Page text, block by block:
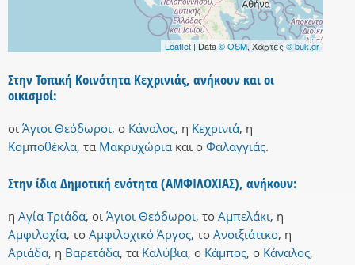
Leaflet | Data© OSM, Χάρτες© buk.gr
Στην Τοπική Κοινότητα Κεχρινιάς, ανήκουν και οι
οικισμοί:
οι Άγιοι Θεόδωροι, ο Κάναλος, η Κεχρινιά, η
Κομποθέκλα, τα Μακρυχώρια και ο Φαλαγγιάς.
Στην ίδια Δημοτική ενότητα (ΑΜΦΙΛΟΧΙΑΣ), ανήκουν:
η Αγία Τριάδα, οι Άγιοι Θεόδωροι, το Αμπελάκι, η
Αμφιλοχία, το Αμφιλοχικό Άργος, το Ανοιξιάτικο, η
Αριάδα, η Βαρετάδα, τα Καλύβια, ο Κάμπος, ο Κάναλος,